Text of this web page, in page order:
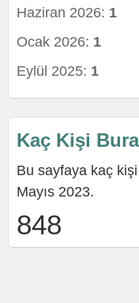
Haziran 2026: 1
Ocak 2026: 1
Eylül 2025: 1
Kaç Kişi
Bu sayfaya kaç kişi
Mayıs 2023.
848